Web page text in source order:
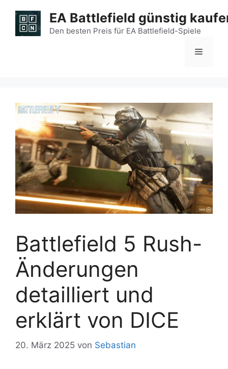
Inhalt
springen
EA Battlefield günstig
Den besten Preis für EA Battlefield-Spiele
Menü
Battlefield 5 Rush-
Änderungen
detailliert und
erklärt von DICE
20. März 2025 von Sebastian